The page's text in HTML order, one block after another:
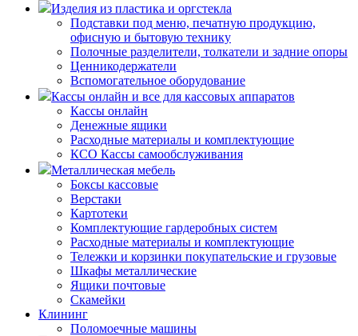
Изделия из пластика и оргстекла
Подставки под меню, печатную продукцию,
офисную и бытовую технику
Полочные разделители, толкатели и задние опоры
Ценникодержатели
Вспомогательное оборудование
Кассы онлайн и все для кассовых аппаратов
Кассы онлайн
Денежные ящики
Расходные материалы и комплектующие
КСО Кассы самообслуживания
Металлическая мебель
Боксы кассовые
Верстаки
Картотеки
Комплектующие гардеробных систем
Расходные материалы и комплектующие
Тележки и корзинки покупательские и грузовые
Шкафы металлические
Ящики почтовые
Скамейки
Клининг
Поломоечные машины